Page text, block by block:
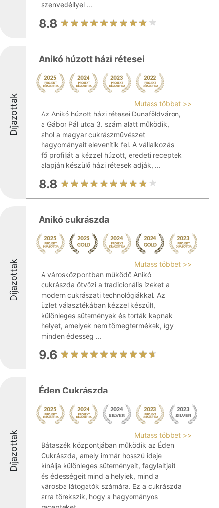
szenvedéllyel ...
8.8
Díjazottak
Anikó húzott házi rétesei
Mutass többet >>
Az Anikó húzott házi rétesei Dunaföldváron,
a Gábor Pál utca 3. szám alatt működik,
ahol a magyar cukrászművészet
hagyományait elevenítik fel. A vállalkozás
fő profilját a kézzel húzott, eredeti receptek
alapján készülő házi rétesek adják, ...
8.8
Díjazottak
Anikó cukrászda
Mutass többet >>
A városközpontban működő Anikó
cukrászda ötvözi a tradicionális ízeket a
modern cukrászati technológiákkal. Az
üzlet választékában kézzel készült,
különleges sütemények és torták kapnak
helyet, amelyek nem tömegtermékek, így
minden édesség ...
9.6
Díjazottak
Éden Cukrászda
Mutass többet >>
Bátaszék központjában működik az Éden
Cukrászda, amely immár hosszú ideje
kínálja különleges süteményeit, fagylaltjait
és édességeit mind a helyiek, mind a
városba látogatók számára. Ez a cukrászda
arra törekszik, hogy a hagyományos